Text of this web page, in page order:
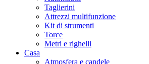
Taglierini
Attrezzi multifunzione
Kit di strumenti
Torce
Metri e righelli
Casa
Atmosfera e candele